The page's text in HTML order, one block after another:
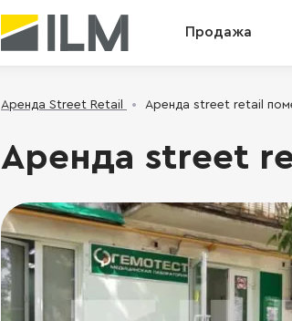
Продажа
Аренда Street Retail Аренда street retail
Аренда street